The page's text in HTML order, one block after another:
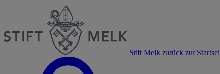
Stift Melk zurück zur